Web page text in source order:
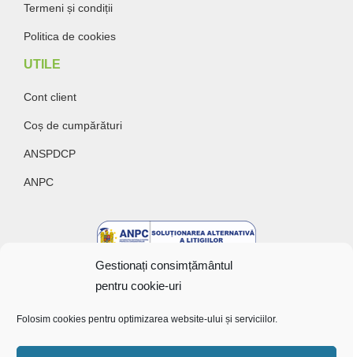
Gestionați consimțământul
pentru cookie-uri
Folosim cookies pentru optimizarea website-ului și serviciilor.
Termeni și condiții
Politica de cookies
UTILE
Cont client
Coș de cumpărături
ANSPDCP
ANPC